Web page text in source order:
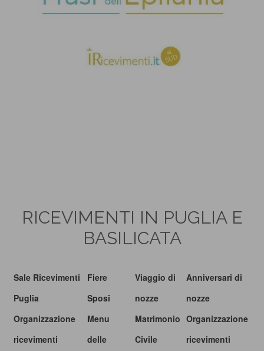
RICEVIMENTI IN PUGLIA E
BASILICATA
Sale Ricevimenti
Puglia
Organizzazione
ricevimenti
Fiere
Sposi
Menu
delle
Viaggio di
nozze
Matrimonio
Civile
Anniversari di
nozze
Organizzazione
ricevimenti